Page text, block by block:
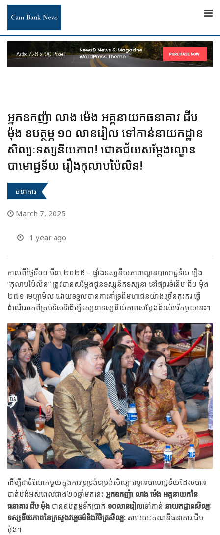
Skip
content
អ្នកឧកញ៉ា លាង ម៉េង អគ្គនាយកធនាគារ ជីប
ម៉ុង ឧបត្ថម្ភ ១០ លានរៀល ទៅកាន់នាយកដ្ឋាន
សិល្បៈទស្សនីយភាព! ជោគជ័យសម្តែងល្ខោន
បាមោជ្ជទ័យ រឿងកុលាបប៉ៃលិន!
ធនាគារ
March 7, 2025
1 year ago
កាលពីថ្ងៃទី០១ មីនា ២០២៥ – ផ្ទាំងទស្សនីយភាពល្ខោនបាមោជ្ជទ័យ រឿង
“កុលាបប៉ៃលិន” ត្រូវបានសម្តែងជូនទស្សនិកទស្សនា នៅផ្សារទំនើប ជីប ម៉ុង
២៧១ មេហ្គាម៉ល ដោយទទួលបានការគាំទ្រពីមហាជនយ៉ាងច្រើនកុះករ ធ្វើ
ដំណើរមកពីគ្រប់ទិសទីដើម្បីទស្សនាទស្សនីយ៍ភាពសម្ដែងដ៏រស់រវើកមួយនេះ។
ដើម្បីជាចំណែកមួយក្នុងការទ្រទ្រង់ទម្រង់សិល្បៈល្ខោនបាមោជ្ជទ័យដែលបាន
បាត់បង់អស់ពេលជាង២០ឆ្នាំមកនេះ អ្នកឧកញ៉ា លាង ម៉េង អគ្គនាយកនៃ
ធនាគារ ជីប ម៉ុង បានឧបត្ថម្ភទឹកប្រាក់ ១០លានរៀលទៅកាន់ នាយកដ្ឋានសិល្បៈ
ទស្សនីយភាពនៃក្រសួងវប្បធម៌និងវិចិត្រសិល្បៈ តាមរយៈគណនីធនាគារ​ ជីប
ម៉ុង។